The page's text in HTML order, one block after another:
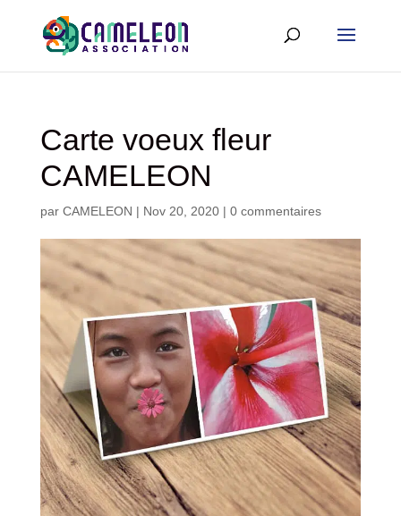
Carte voeux fleur
CAMELEON
par CAMELEON | Nov 20, 2020| 0 commentaires